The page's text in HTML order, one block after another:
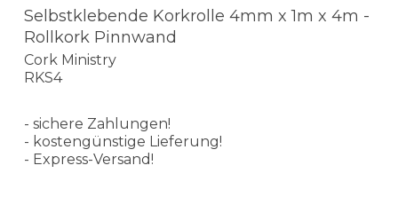
Selbstklebende Korkrolle 4mm x 1m x 4m -
Rollkork Pinnwand
Cork Ministry
RKS4
- sichere Zahlungen!
- kostengünstige Lieferung!
- Express-Versand!